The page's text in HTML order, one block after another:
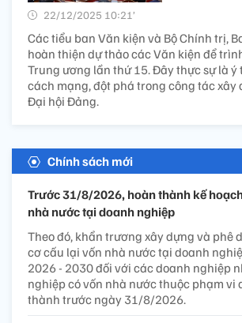
22/12/2025 10:21’
Các tiểu ban Văn kiện và Bộ Chính trị,
hoàn thiện dự thảo các Văn kiện để
Trung ương lần thứ 15. Đây thực sự là ý
cách mạng, đột phá trong công tác xây
Đại hội Đảng.
Chính sách mới
Trước 31/8/2026, hoàn thành kế
nhà nước tại doanh nghiệp
Theo đó, khẩn trương xây dựng và phê
cơ cấu lại vốn nhà nước tại doanh
2026 - 2030 đối với các doanh nghiệp
nghiệp có vốn nhà nước thuộc phạm vi
thành trước ngày 31/8/2026.